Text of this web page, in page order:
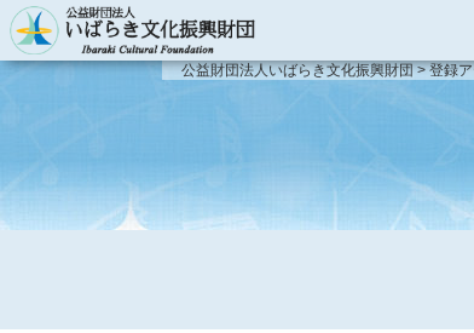
事業報告
登録アーテ
新人演奏会
公益財団法人いばらき文化振興財団>登録